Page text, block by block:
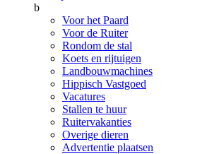
b
Voor het Paard
Voor de Ruiter
Rondom de stal
Koets en rijtuigen
Landbouwmachines
Hippisch Vastgoed
Vacatures
Stallen te huur
Ruitervakanties
Overige dieren
Advertentie plaatsen